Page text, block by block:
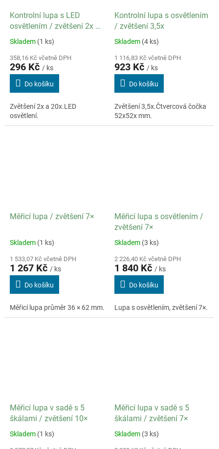
Kontrolní lupa s LED
osvětlením / zvětšení 2x a
20x
Skladem (1 ks)
358,16 Kč včetně DPH
296 Kč / ks
Do košíku
Zvětšení 2x a 20x.LED
osvětlení.
Kontrolní lupa s osvětlením
/ zvětšení 3,5x
Skladem (4 ks)
1 116,83 Kč včetně DPH
923 Kč / ks
Do košíku
Zvětšení 3,5x.Čtvercová čočka
52x52x mm.
Měřicí lupa / zvětšení 7×
Skladem (1 ks)
1 533,07 Kč včetně DPH
1 267 Kč / ks
Do košíku
Měřicí lupa průměr 36 × 62 mm.
Měřicí lupa s osvětlením /
zvětšení 7×
Skladem (3 ks)
2 226,40 Kč včetně DPH
1 840 Kč / ks
Do košíku
Lupa s osvětlením, zvětšení 7×.
Měřicí lupa v sadě s 5
škálami / zvětšení 10×
Skladem (1 ks)
Měřicí lupa v sadě s 5
škálami / zvětšení 7×
Skladem (3 ks)